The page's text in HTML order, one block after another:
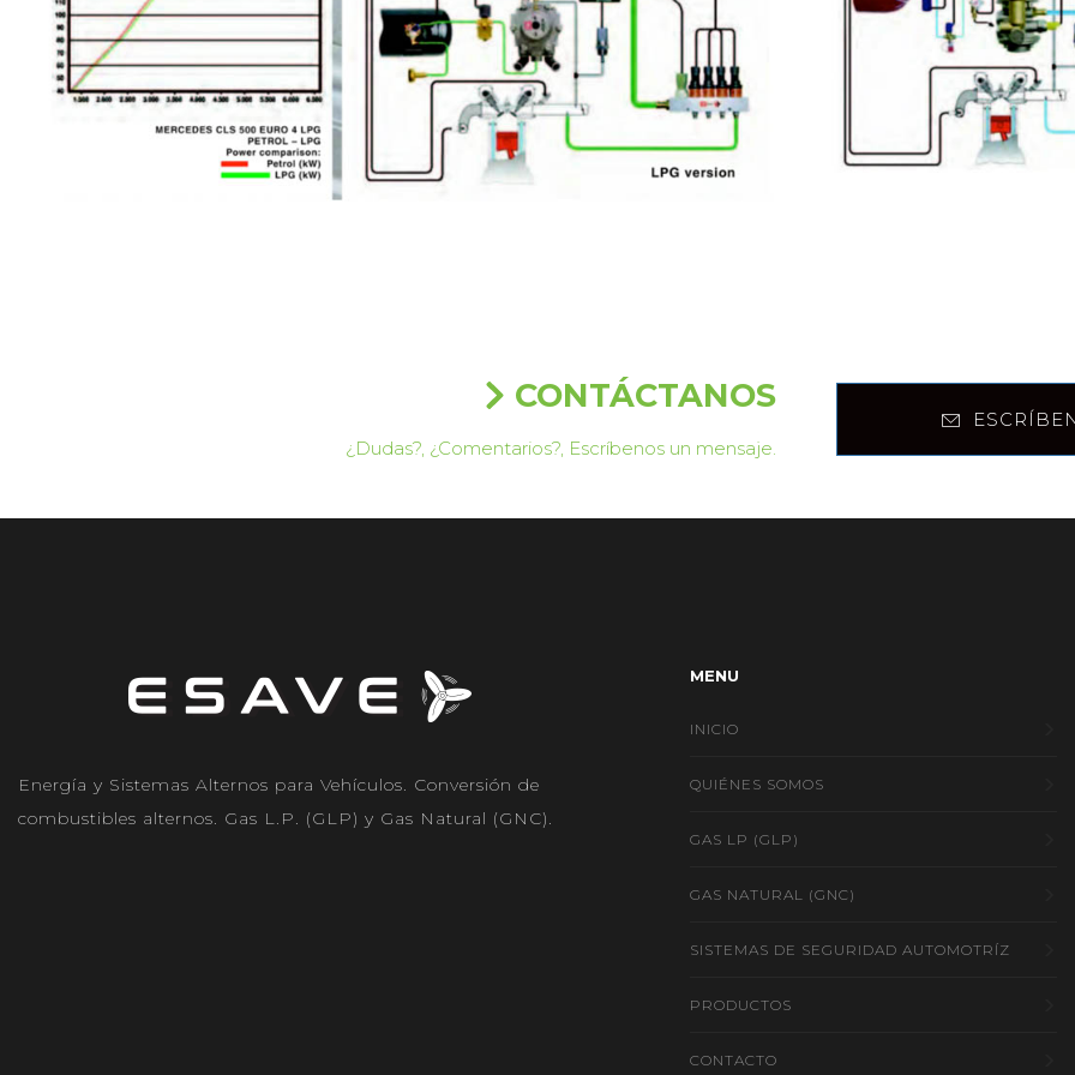
CONTÁCTANOS
¿Dudas?, ¿Comentarios?, Escríbenos un mensaje.
Energía y Sistemas Alternos para Vehículos. Conversión de
combustibles alternos. Gas L.P. (GLP) y Gas Natural (GNC).
MENU
INICIO
QUIÉNES SOMOS
GAS LP (GLP)
GAS NATURAL (GNC)
SISTEMAS DE SEGURIDAD AUTOMOTRÍZ
PRODUCTOS
CONTACTO